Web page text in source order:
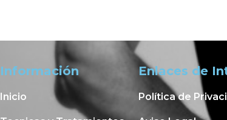
Información
Inicio
Enlaces de
Política de